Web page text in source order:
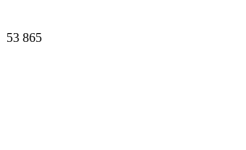
53 865